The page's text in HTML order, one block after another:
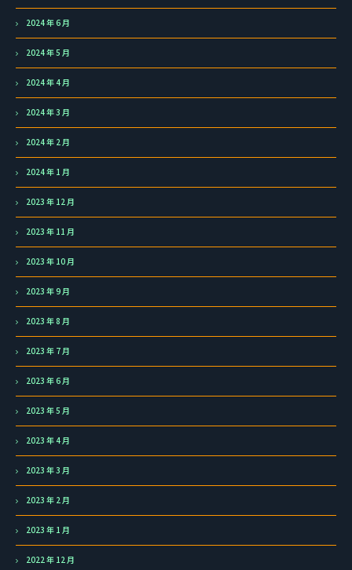
2024 年 6 月
2024 年 5 月
2024 年 4 月
2024 年 3 月
2024 年 2 月
2024 年 1 月
2023 年 12 月
2023 年 11 月
2023 年 10 月
2023 年 9 月
2023 年 8 月
2023 年 7 月
2023 年 6 月
2023 年 5 月
2023 年 4 月
2023 年 3 月
2023 年 2 月
2023 年 1 月
2022 年 12 月